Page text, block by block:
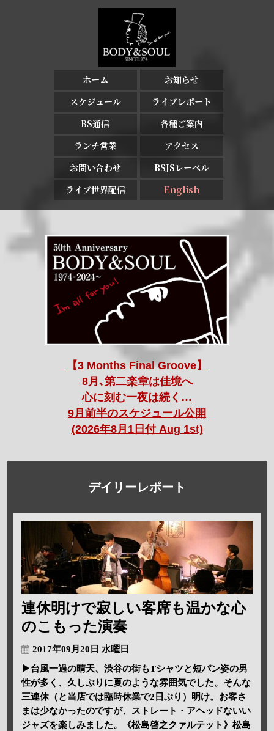
ホーム
お知らせ
スケジュール
ライブレポート
BS通信
各種ご案内
ランチ営業
アクセス
お問い合わせ
BSJSレーベル
ライブ世界配信
English
【3 Months Final Groove】
8月､第二楽章は佳境へ
心に刻む一夜は続く…
9月前半のスケジュール公開
(2026年8月1日付 Aug 1st)
デイリーレポート
連休明けで寂しい客席も温かな心
のこもった演奏
2017年09月20日 水曜日
▶台風一過の晴天、渋谷の街もTシャツと短パン姿の男
性が多く、久しぶりに夏のような雰囲気でした。そんな
三連休（と当店では臨時休業で2日ぶり）明け。お客さ
まは少なかったのですが、ストレート・アヘッドないい
ジャズを楽しみました。《松島啓之クァルテット》松島